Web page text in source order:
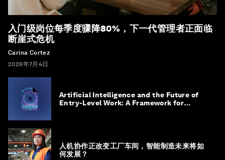
入门级岗位每季度骤降80%，下一代管理者正面临
断崖式危机
Carina Cortez
2026年7月4日
Artificial Intelligence and the Future of
Entry-Level Work: A Framework for
人机协作正改变工厂车间，智能制造未来将如
何发展？